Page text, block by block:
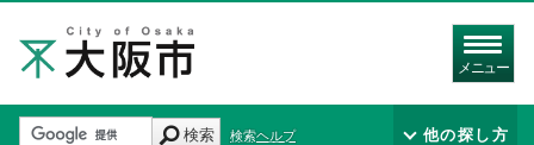
メニュー
検索 検索ヘルプ 他の探し方